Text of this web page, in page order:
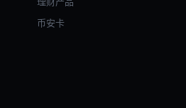
币安卡